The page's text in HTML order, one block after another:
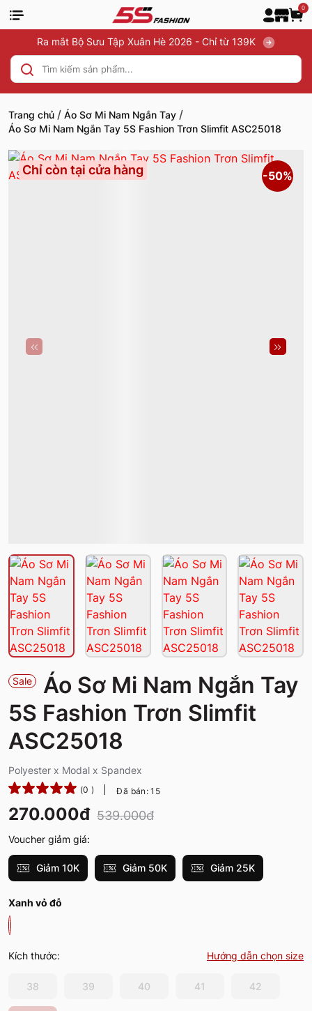
0
Ra mắt Bộ Sưu Tập Xuân Hè 2026 - Chỉ từ 139K
Trang chủ / Áo Sơ Mi Nam Ngắn Tay /
Áo Sơ Mi Nam Ngắn Tay 5S Fashion Trơn Slimfit ASC25018
Chỉ còn tại cửa hàng -50%
Sale
Áo Sơ Mi Nam Ngắn Tay
5S Fashion Trơn Slimfit
ASC25018
Polyester x Modal x Spandex
(0 ) Đã bán: 15
270.000đ 539.000đ
Voucher giảm giá:
Giảm 10K Giảm 50K Giảm 25K
Xanh vỏ đỗ
Kích thước: Hướng dẫn chọn size
38 39 40 41 42